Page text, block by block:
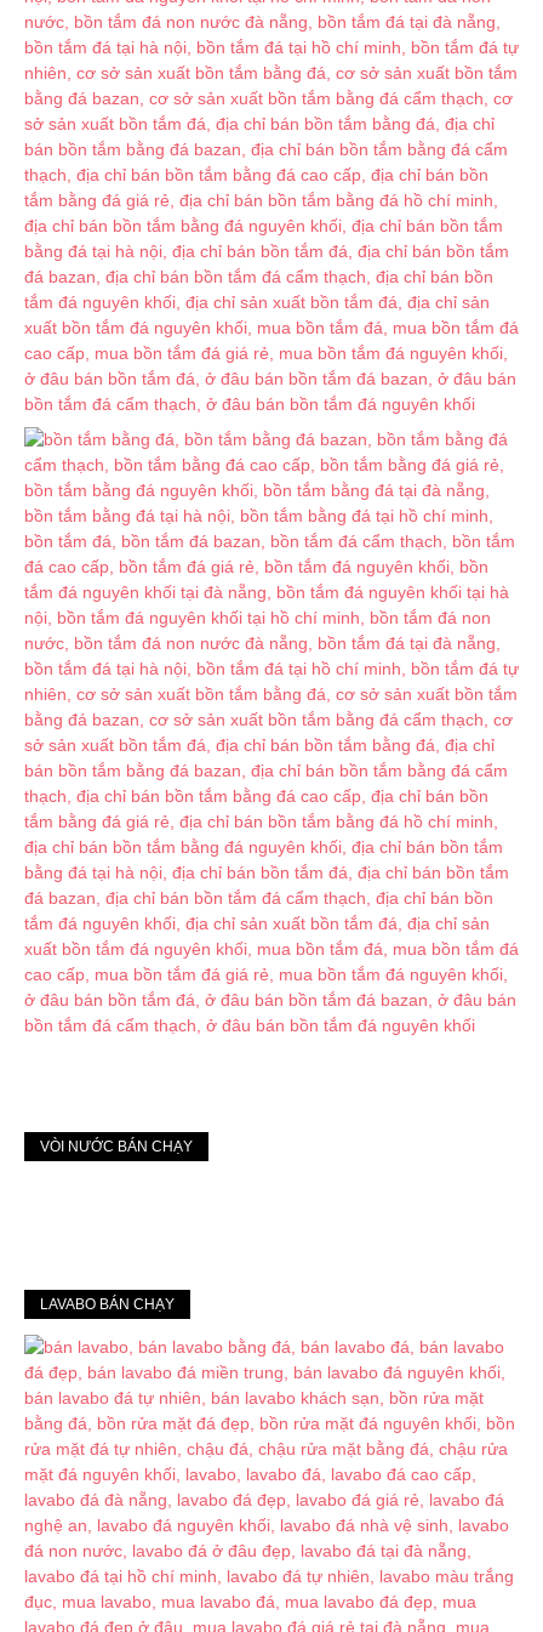
VÒI NƯỚC BÁN CHẠY
LAVABO BÁN CHẠY